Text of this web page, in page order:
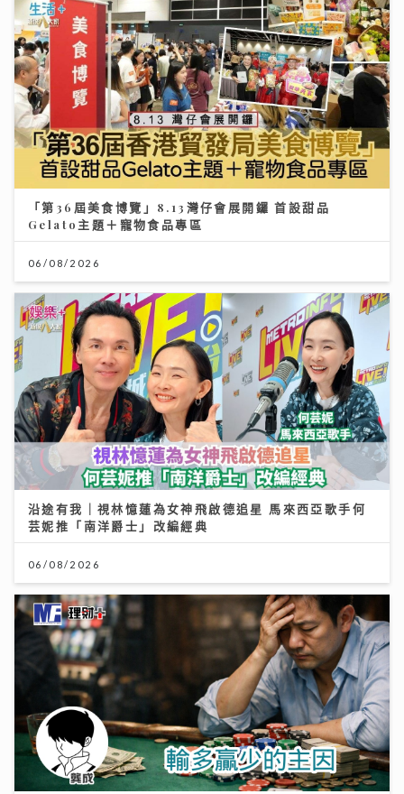
「第36屆美食博覽」8.13灣仔會展開鑼 首設甜品
Gelato主題＋寵物食品專區
06/08/2026
沿途有我｜視林憶蓮為女神飛啟德追星 馬來西亞歌手何
芸妮推「南洋爵士」改編經典
06/08/2026